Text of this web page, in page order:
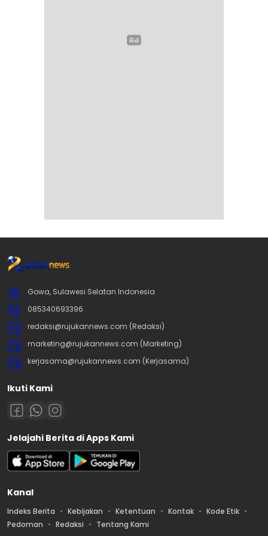
Gowa, Sulawesi Selatan Indonesia
085340693396
redaksi@rujukannews.com (Redaksi)
marketing@rujukannews.com (Marketing)
kerjasama@rujukannews.com (Kerjasama)
Ikuti Kami
Jelajahi Berita di Apps Kami
Kanal
Indeks Berita Kebijakan Ketentuan Kontak
Kode Etik
Pedoman
Redaksi Tentang Kami